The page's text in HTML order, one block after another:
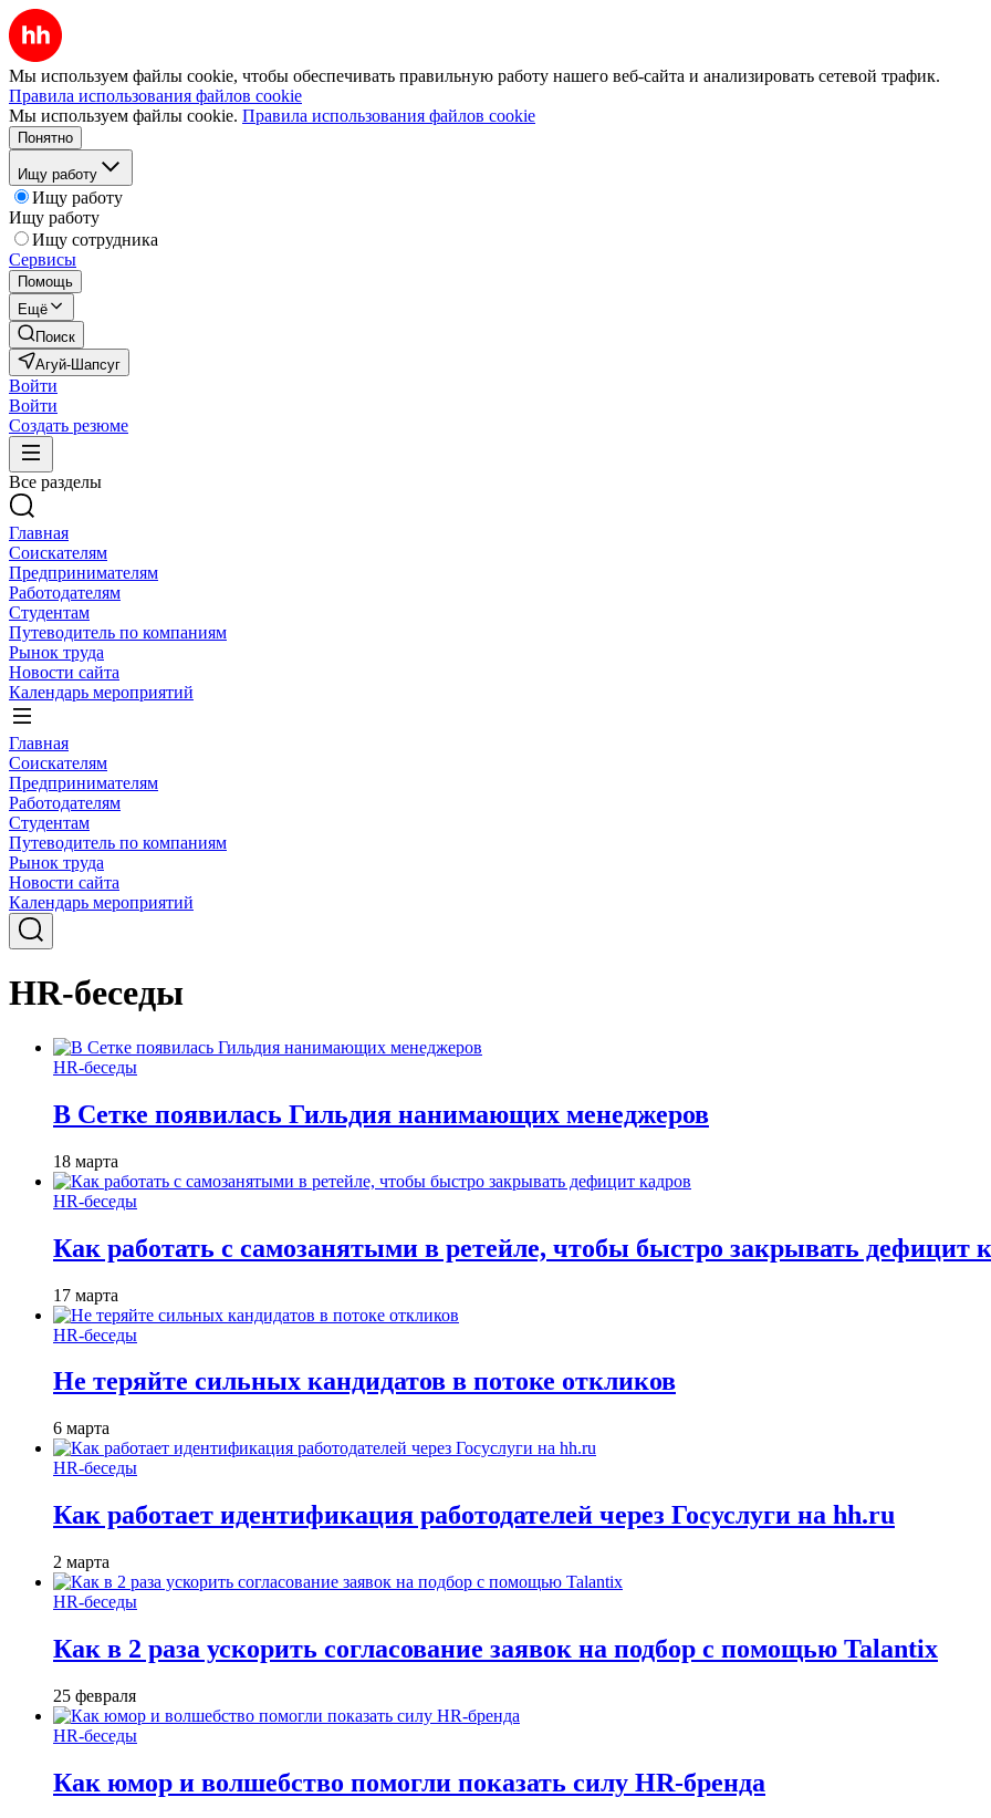
Мы используем файлы cookie, чтобы обеспечивать правильную работу нашего веб-сайта и анализировать сетевой трафик.
Правила использования файлов cookie
Мы используем файлы cookie. Правила использования файлов cookie
Понятно
Ищу работу
Ищу работу
Ищу работу
Ищу сотрудника
Сервисы
Помощь
Ещё
Поиск
Агуй-Шапсуг
Войти
Войти
Создать резюме
Все разделы
Главная
Соискателям
Предпринимателям
Работодателям
Студентам
Путеводитель по компаниям
Рынок труда
Новости сайта
Календарь мероприятий
Главная
Соискателям
Предпринимателям
Работодателям
Студентам
Путеводитель по компаниям
Рынок труда
Новости сайта
Календарь мероприятий
HR-беседы
HR-беседы
В Сетке появилась Гильдия нанимающих менеджеров
18 марта
HR-беседы
Как работать с самозанятыми в ретейле, чтобы быстро закрывать дефицит
17 марта
HR-беседы
Не теряйте сильных кандидатов в потоке откликов
6 марта
HR-беседы
Как работает идентификация работодателей через Госуслуги на hh.ru
2 марта
HR-беседы
Как в 2 раза ускорить согласование заявок на подбор с помощью Talantix
25 февраля
HR-беседы
Как юмор и волшебство помогли показать силу HR-бренда